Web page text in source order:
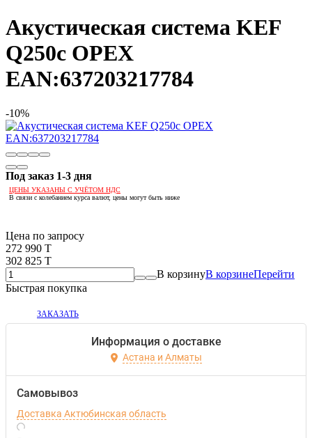
Акустическая система KEF
Q250c ОРЕХ
EAN:637203217784
-10%
Под заказ 1-3 дня
ЦЕНЫ УКАЗАНЫ С УЧЁТОМ НДС
В связи с колебанием курса валют, цены могут быть ниже
Цена по запросу
272 990 T
302 825 T
В корзинуВ корзинеПерейти
Быстрая покупка
ЗАКАЗАТЬ
Информация о доставке
Астана и Алматы
Самовывоз
Доставка Актюбинская область